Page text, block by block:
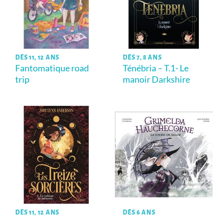
DÈS 11, 12 ANS
Fantomatique road
trip
DÈS 7, 8 ANS
Ténébria – T.1- Le
manoir Darkshire
DÈS 11, 12 ANS DÈS 6 ANS